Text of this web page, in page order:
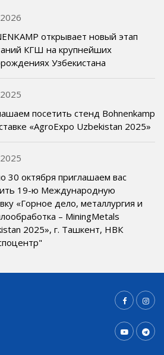
открывает новый этап
КГШ на крупнейших
Узбекистана
посетить стенд Bohnenkamp
«AgroExpo Uzbekistan 2025»
30 октября приглашаем вас
19-ю Международную
«Горное дело, металлургия и
– MiningMetals
2025», г. Ташкент, НВК